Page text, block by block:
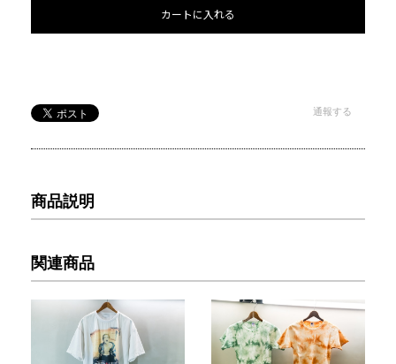
カートに入れる
通報する
商品説明
関連商品